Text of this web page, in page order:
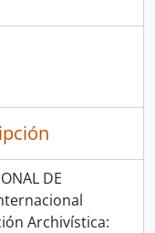
DE
Archivística: